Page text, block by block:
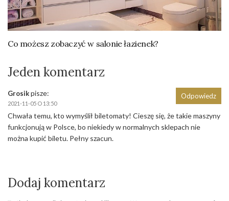
Co możesz zobaczyć w salonie łazienek?
Jeden komentarz
Grosikpisze:
2021-11-05 O 13:50
Chwała temu, kto wymyślił biletomaty! Cieszę się, że takie maszyny
funkcjonują w Polsce, bo niekiedy w normalnych sklepach nie
można kupić biletu. Pełny szacun.
Odpowiedz
Dodaj komentarz